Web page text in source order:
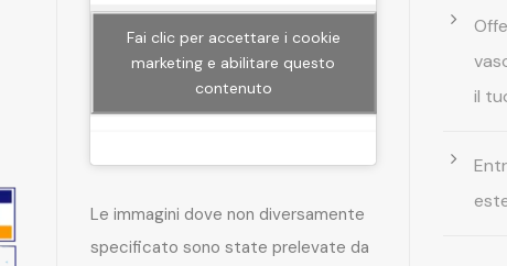
Fai clic per accettare i cookie
marketing e abilitare questo
contenuto
Le immagini dove non diversamente
specificato sono state prelevate da
il